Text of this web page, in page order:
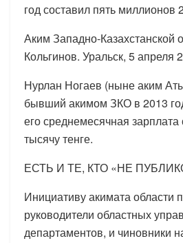
год составил пять миллионов
Аким Западно-Казахстанской
Кольгинов. Уральск, 5 апреля
Нурлан Ногаев (ныне аким
бывший акимом ЗКО в 2013
его среднемесячная зарплата
тысячу тенге.
ЕСТЬ И ТЕ, КТО «НЕ
Инициативу акимата области
руководители областных
департаментов, и чиновники